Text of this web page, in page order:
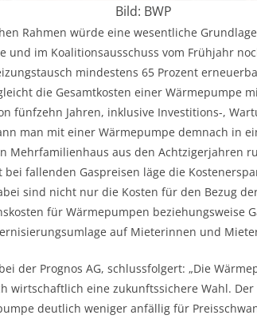
Bild: BWP
Rahmen würde eine wesentliche
und im Koalitionsausschuss vom Frühjahr
mindestens 65 Prozent
die Gesamtkosten einer Wärmepumpe
fünfzehn Jahren, inklusive Investitions-,
man mit einer Wärmepumpe demnach in
Mehrfamilienhaus aus den Achtzigerjahren
bei fallenden Gaspreisen läge die
sind nicht nur die Kosten für den Bezug
für Wärmepumpen beziehungsweise
auf Mieterinnen und
der Prognos AG, schlussfolgert: „Die
wirtschaftlich eine zukunftssichere Wahl.
deutlich weniger anfällig für